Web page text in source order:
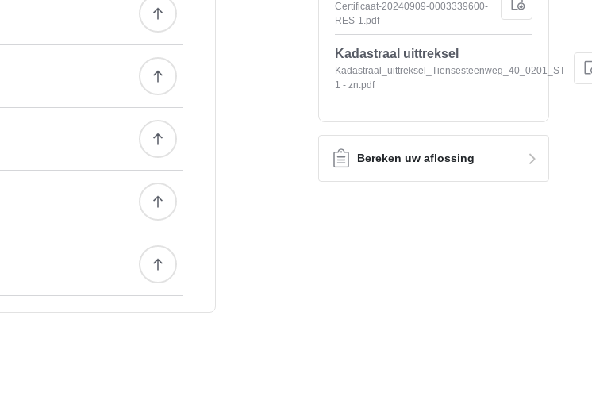
Certificaat-20240909-0003339600-
RES-1.pdf
Kadastraal uittreksel
Kadastraal_uittreksel_Tiensesteenweg_40_0201_ST-
1 - zn.pdf
Bereken uw aflossing